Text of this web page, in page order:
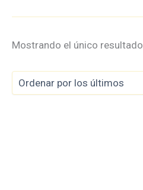
Mostrando el único resultado